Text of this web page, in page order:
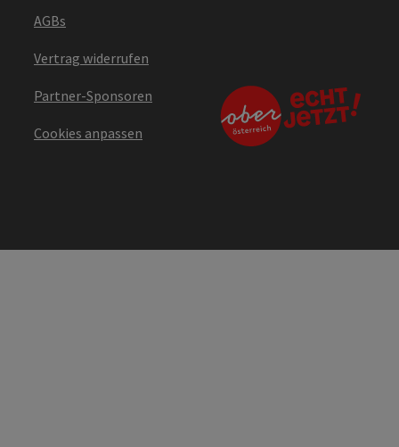
AGBs
Vertrag widerrufen
Partner-Sponsoren
Cookies anpassen